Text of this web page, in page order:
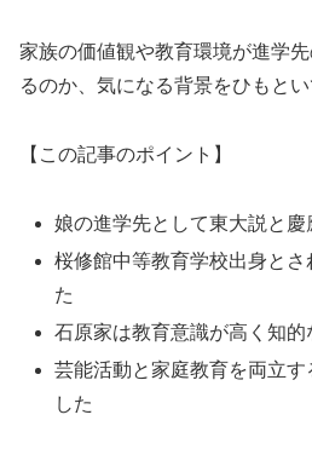
家族の価値観や教育環境が進学
るのか、気になる背景をひもとい
【この記事のポイント】
娘の進学先として東大説と慶
桜修館中等教育学校出身と
た
石原家は教育意識が高く知
芸能活動と家庭教育を両立
した